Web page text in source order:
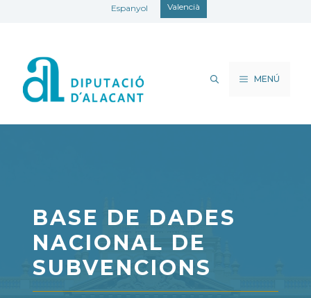
Espanyol Valencià
MENÚ
BASE DE DADES
NACIONAL DE
SUBVENCIONS